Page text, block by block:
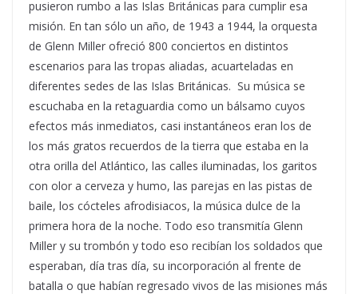
pusieron rumbo a las Islas Británicas para cumplir esa
misión. En tan sólo un año, de 1943 a 1944, la orquesta
de Glenn Miller ofreció 800 conciertos en distintos
escenarios para las tropas aliadas, acuarteladas en
diferentes sedes de las Islas Británicas. Su música se
escuchaba en la retaguardia como un bálsamo cuyos
efectos más inmediatos, casi instantáneos eran los de
los más gratos recuerdos de la tierra que estaba en la
otra orilla del Atlántico, las calles iluminadas, los garitos
con olor a cerveza y humo, las parejas en las pistas de
baile, los cócteles afrodisiacos, la música dulce de la
primera hora de la noche. Todo eso transmitía Glenn
Miller y su trombón y todo eso recibían los soldados que
esperaban, día tras día, su incorporación al frente de
batalla o que habían regresado vivos de las misiones más